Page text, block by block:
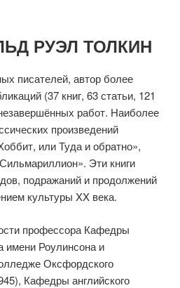
РУЭЛ ТОЛКИН
писателей, автор более
(37 книг, 63 статьи, 121
работ. Наиболее
произведений
или Туда и обратно»,
Эти книги
подражаний и продолжений
культуры XX века.
профессора Кафедры
имени Роулинсона и
Оксфордского
Кафедры английского